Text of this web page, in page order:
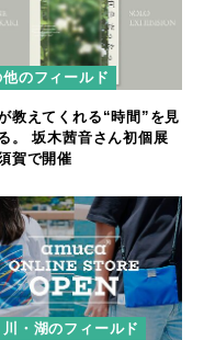
他のフィールド
教えてくれる“時間”を見
。 坂木茜音さん初個展
賀で開催
川・湖のフィールド